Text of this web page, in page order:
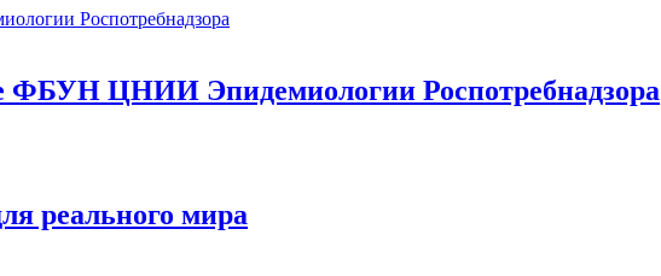
ФБУН ЦНИИ Эпидемиологии Роспотребнадзора
реального мира